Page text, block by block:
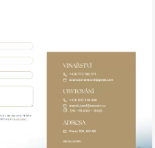
VŠECHNY REFERENCE